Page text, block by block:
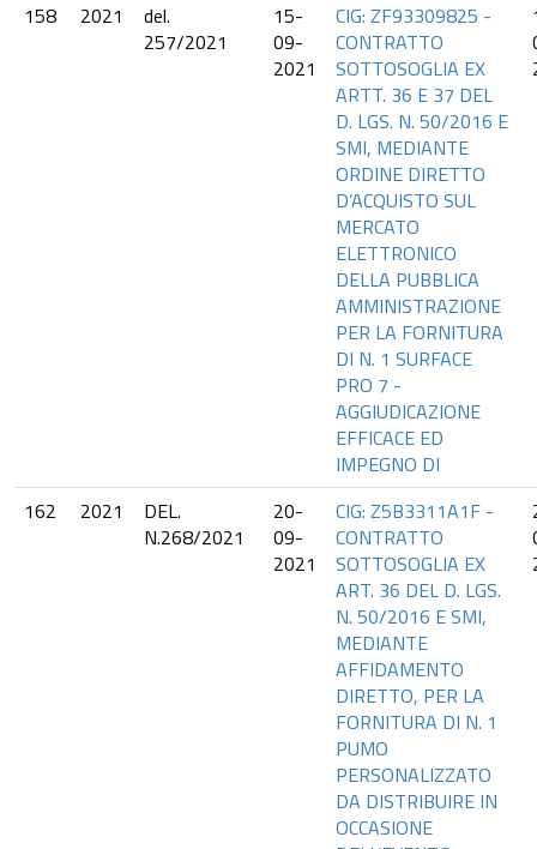
158 2021
del.
257/2021
15-
09-
2021
CIG: ZF93309825 -
CONTRATTO
SOTTOSOGLIA EX
ARTT. 36 E 37 DEL
D. LGS. N. 50/2016 E
SMI, MEDIANTE
ORDINE DIRETTO
D’ACQUISTO SUL
MERCATO
ELETTRONICO
DELLA PUBBLICA
AMMINISTRAZIONE
PER LA FORNITURA
DI N. 1 SURFACE
PRO 7 -
AGGIUDICAZIONE
EFFICACE ED
IMPEGNO DI
162 2021
DEL.
N.268/2021
20-
09-
2021
CIG: Z5B3311A1F -
CONTRATTO
SOTTOSOGLIA EX
ART. 36 DEL D. LGS.
N. 50/2016 E SMI,
MEDIANTE
AFFIDAMENTO
DIRETTO, PER LA
FORNITURA DI N. 1
PUMO
PERSONALIZZATO
DA DISTRIBUIRE IN
OCCASIONE